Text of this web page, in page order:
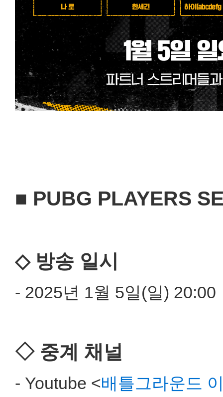
■ PUBG PLAYERS
◇ 방송 일시
- 2025년 1월 5일(일) 20:00
◇ 중계 채널
- Youtube <배틀그라운드